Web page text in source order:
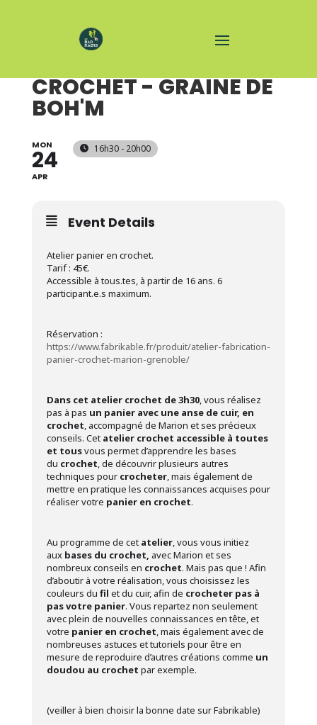
CROCHET - GRAINE DE
BOH'M
MON
24
APR
16h30 - 20h00
Event Details
Atelier panier en crochet.
Tarif : 45€.
Accessible à tous.tes, à partir de 16 ans. 6
participant.e.s maximum.
Réservation :
https://www.fabrikable.fr/produit/atelier-fabrication-
panier-crochet-marion-grenoble/
Dans cet atelier crochet de 3h30, vous réalisez
pas à pas un panier avec une anse de cuir, en
crochet, accompagné de Marion et ses précieux
conseils. Cetatelier crochet accessible à toutes
et tousvous permet d’apprendre les bases
du crochet, de découvrir plusieurs autres
techniques pour crocheter, mais également de
mettre en pratique les connaissances acquises pour
réaliser votre panier en crochet.
Au programme de cet atelier, vous vous initiez
aux bases du crochet, avec Marion et ses
nombreux conseils en crochet. Mais pas que ! Afin
d’aboutir à votre réalisation, vous choisissez les
couleurs du fil et du cuir, afin de crocheter pas à
pas votre panier. Vous repartez non seulement
avec plein de nouvelles connaissances en tête, et
votre panier en crochet, mais également avec de
nombreuses astuces et tutoriels pour être en
mesure de reproduire d’autres créations comme un
doudou au crochet par exemple.
(veiller à bien choisir la bonne date sur Fabrikable)